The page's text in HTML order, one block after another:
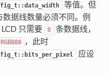
等值。但
据线数量必须不同。例
只需要
8
条数据线，
RGB888 ，此时
应设